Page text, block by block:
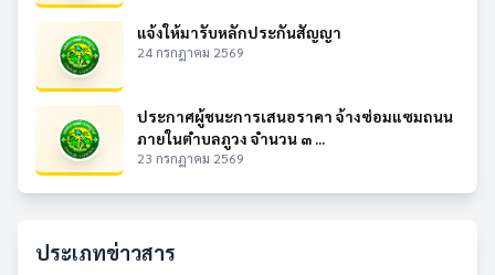
แจ้งให้มารับหลักประกันสัญญา
24 กรกฎาคม 2569
ประกาศผู้ชนะการเสนอราคา จ้างซ่อมแซมถนน
ภายในตำบลภูวง จำนวน ๓ ...
23 กรกฎาคม 2569
ประเภทข่าวสาร